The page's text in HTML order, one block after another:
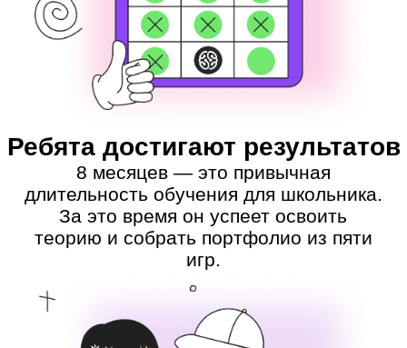
Получают достаточно
Уроки ведут IT-специалисты
с педагогическим опытом: они отвечают
на вопросы ребят и бережно дают
обратную связь.